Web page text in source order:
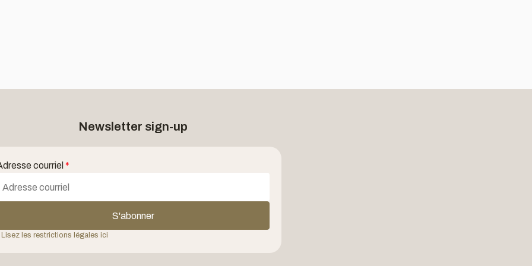
Newsletter sign-up
courriel *
S'abonner
Lisez les restrictions légales ici